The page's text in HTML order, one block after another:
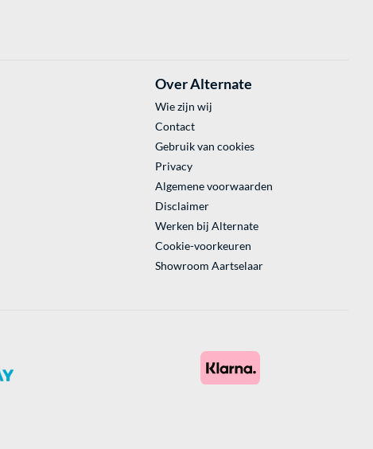
Over Alternate
Wie zijn wij
Contact
Gebruik van cookies
Privacy
Algemene voorwaarden
Disclaimer
Werken bij Alternate
Cookie-voorkeuren
Showroom Aartselaar